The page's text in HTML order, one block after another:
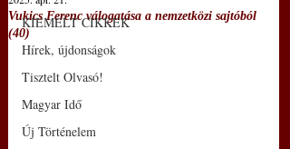
KIEMELT CIKKEK
Hírek, újdonságok
Tisztelt Olvasó!
Magyar Idő
Új Történelem
Vukics Ferenc válogatása a nemzetközi sajtóból
(40)